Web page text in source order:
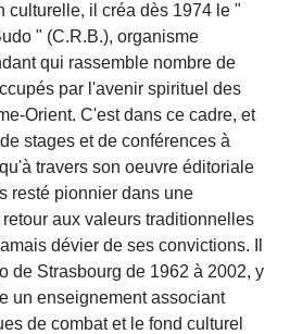
culturelle, il créa dès 1974 le "
" (C.R.B.), organisme
qui rassemble nombre de
par l'avenir spirituel des
Orient. C'est dans ce cadre, et
stages et de conférences à
travers son oeuvre éditoriale
resté pionnier dans une
aux valeurs traditionnelles
dévier de ses convictions. Il
de Strasbourg de 1962 à 2002, y
un enseignement associant
de combat et le fond culturel